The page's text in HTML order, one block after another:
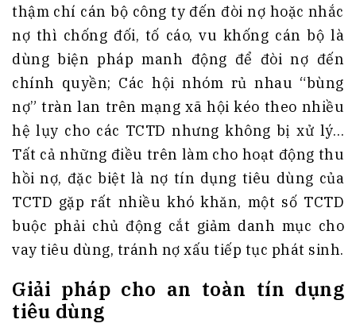
thậm chí cán bộ công ty đến đòi nợ hoặc nhắc
nợ thì chống đối, tố cáo, vu khống cán bộ là
dùng biện pháp manh động để đòi nợ đến
chính quyền; Các hội nhóm rủ nhau “bùng
nợ” tràn lan trên mạng xã hội kéo theo nhiều
hệ lụy cho các TCTD nhưng không bị xử lý…
Tất cả những điều trên làm cho hoạt động thu
hồi nợ, đặc biệt là nợ tín dụng tiêu dùng của
TCTD gặp rất nhiều khó khăn, một số TCTD
buộc phải chủ động cắt giảm danh mục cho
vay tiêu dùng, tránh nợ xấu tiếp tục phát sinh.
Giải pháp cho an toàn tín dụng
tiêu dùng